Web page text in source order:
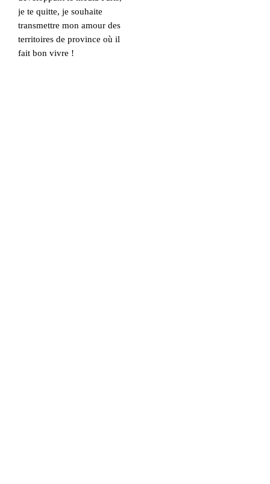
je te quitte, je souhaite
transmettre mon amour des
territoires de province où il
fait bon vivre !